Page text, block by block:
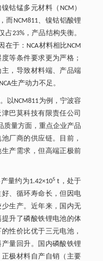
钴锰多元材料（NCM）
而NCM811、镍钴铝酸锂
占23%，产品结构失衡。
在于：NCA材料相比NCM
等条件要求更为严格；
，导致材料端、产品端
生产动力不足。
以NCM811为例，宁波容
巴莫科技有限责任公司
质量方面，重点企业产品
厂商的供应链。目前，
产需求，但高端正极前
量约为1.42×105 t，处于
、循环寿命长，但因电
生产。近年来，国内无
升了磷酸铁锂电池的体
性价比优于三元电池，
量回升。国内磷酸铁锂
极材料自产自销（主要